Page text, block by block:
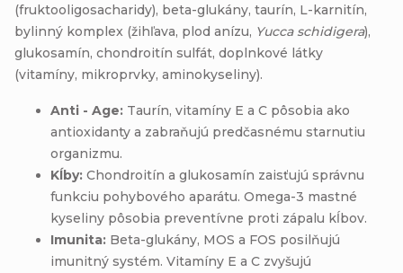
(fruktooligosacharidy), beta-glukány, taurín, L-karnitín,
bylinný komplex (žihľava, plod anízu, Yucca schidigera),
glukosamín, chondroitín sulfát, doplnkové látky
(vitamíny, mikroprvky, aminokyseliny).
Anti - Age: Taurín, vitamíny E a C pôsobia ako
antioxidanty a zabraňujú predčasnému starnutiu
organizmu.
Kĺby: Chondroitín a glukosamín zaisťujú správnu
funkciu pohybového aparátu. Omega-3 mastné
kyseliny pôsobia preventívne proti zápalu kĺbov.
Imunita: Beta-glukány, MOS a FOS posilňujú
imunitný systém. Vitamíny E a C zvyšujú